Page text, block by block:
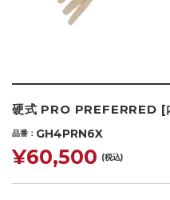
硬式 PRO PREFERRED [
品番 GH4PRN6X
¥60,500 (税込)